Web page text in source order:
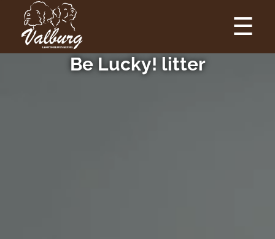
☰
Be Lucky! litter